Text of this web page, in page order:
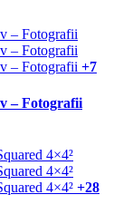
+7
– Fotografii
+28